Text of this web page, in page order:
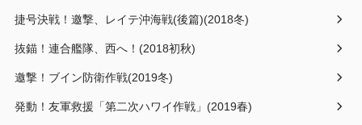
捷号決戦！邀撃、レイテ沖海戦(後篇)(2018冬)
抜錨！連合艦隊、西へ！(2018初秋)
邀撃！ブイン防衛作戦(2019冬)
発動！友軍救援「第二次ハワイ作戦」(2019春)